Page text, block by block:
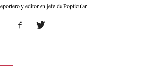
y editor en jefe de Popticular.